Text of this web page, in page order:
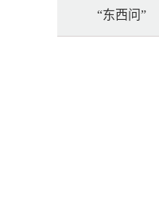
“东西问”